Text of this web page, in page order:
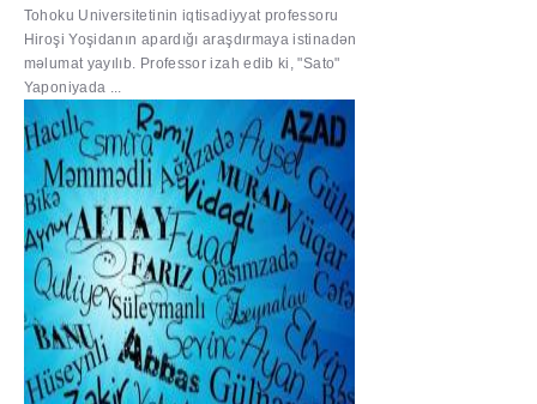
Tohoku Universitetinin iqtisadiyyat professoru
Hiroşi Yoşidanın apardığı araşdırmaya istinadən
məlumat yayılıb. Professor izah edib ki, "Sato"
Yaponiyada ...